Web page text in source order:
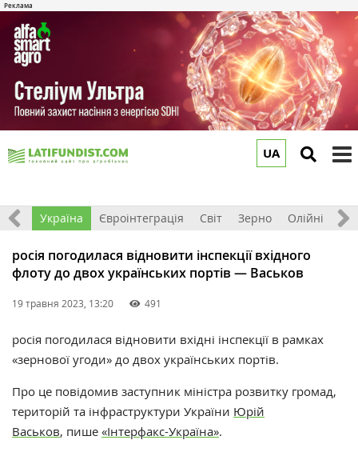
UA
Все Україна Євроінтеграція Світ Зерно Олійні
росія погодилася відновити інспекції вхідного
флоту до двох українських портів — Васьков
19 травня 2023, 13:20 491
росія погодилася відновити вхідні інспекції в рамках
«зернової угоди» до двох українських портів.
Про це повідомив заступник міністра розвитку громад,
територій та інфраструктури України Юрій
Васьков, пише «Інтерфакс-Україна».